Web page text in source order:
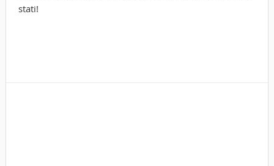
stati!